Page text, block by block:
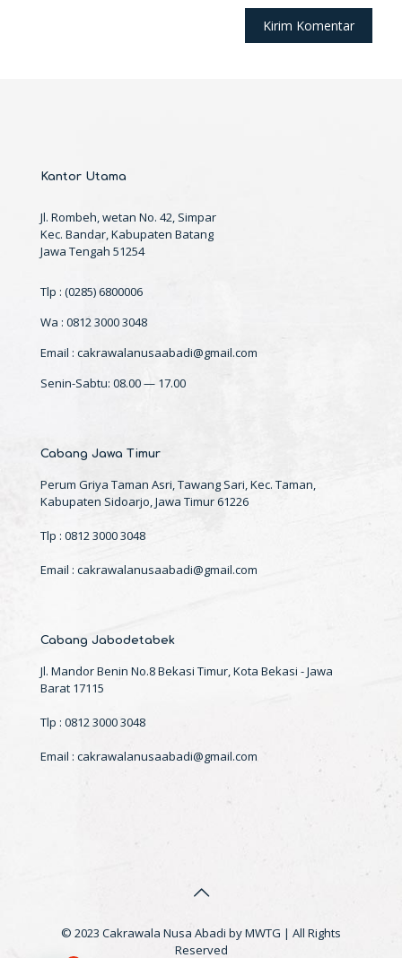
Kantor Utama
Jl. Rombeh, wetan No. 42, Simpar
Kec. Bandar, Kabupaten Batang
Jawa Tengah 51254
Tlp : (0285) 6800006
Wa : 0812 3000 3048
Email : cakrawalanusaabadi@gmail.com
Senin-Sabtu: 08.00 — 17.00
Cabang Jawa Timur
Perum Griya Taman Asri, Tawang Sari, Kec. Taman,
Kabupaten Sidoarjo, Jawa Timur 61226
Tlp : 0812 3000 3048
Email : cakrawalanusaabadi@gmail.com
Cabang Jabodetabek
Jl. Mandor Benin No.8 Bekasi Timur, Kota Bekasi - Jawa
Barat 17115
Tlp : 0812 3000 3048
Email : cakrawalanusaabadi@gmail.com
© 2023 Cakrawala Nusa Abadi by MWTG | All Rights
Reserved